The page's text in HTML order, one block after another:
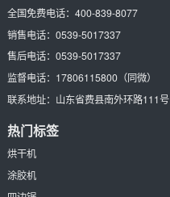
全国免费电话： 400-839-8077
销售电话： 0539-5017337
售后电话： 0539-5017337
监督电话： 17806115800（同微）
联系地址： 山东省费县南外环路111号
热门标签
烘干机
涂胶机